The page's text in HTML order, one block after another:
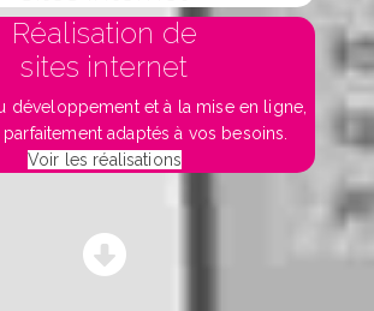
Réalisation de
sites internet
développement et à la mise en ligne,
adaptés à vos besoins.
Voir les réalisations